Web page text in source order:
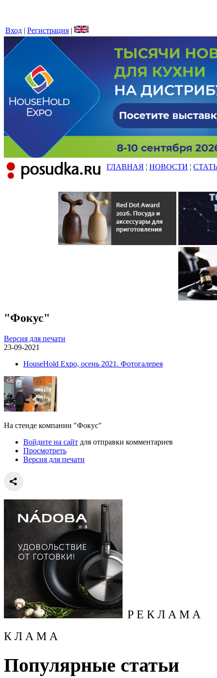
Вход | Регистрация |
ГЛАВНАЯ ¦ НОВОСТИ ¦
"Фокус"
Версия для печати
23-09-2021
HouseHold Expo, осень 2021. Фотогалерея
На стенде компании "Фокус"
Войдите на сайт для отправки комментариев
Просмотреть
Версия для печати
Р Е К Л А М А
К Л А М А
Популярные статьи